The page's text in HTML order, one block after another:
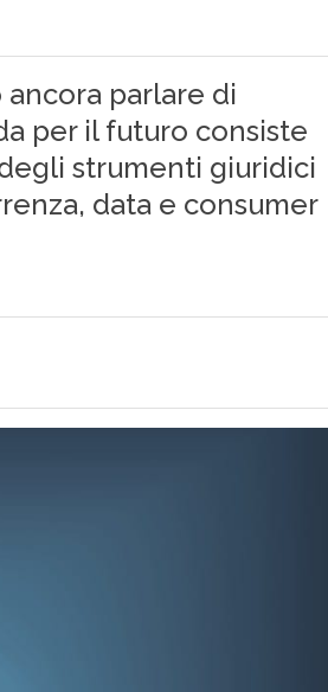
ancora parlare di
per il futuro consiste
strumenti giuridici
data e consumer